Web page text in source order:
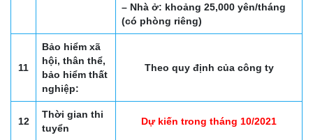
– Nhà ở: khoảng 25,000 yên/tháng
(có phòng riêng)
11
Bảo hiểm xã
hội, thân thể,
bảo hiểm thất
nghiệp:
Theo quy định của công ty
12
Thời gian thi
tuyển
Dự kiến trong tháng 10/2021